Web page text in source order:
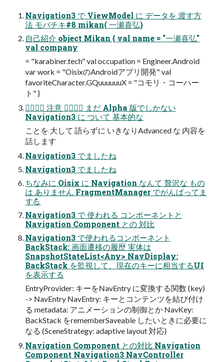
Navigation3 で​ ViewModel に​ データを​ 渡す方​
法 モバチキ#8 mikan( 一瀬喜弘)
自己紹介 object Mikan { val name = "一瀬喜弘"
val company
= "karabiner.tech" val occupation = Engineer.Android
var work = "OisixのAndroidアプリ開発" val
favoriteCharacter.GQuuuuuuX = "コモリ・コーハー
ト" }
🙇‍♂️🙇‍♂️ 注意 🙇‍♂️🙇‍♂️ まだ​ Alpha 版でしかない​
Navigation3 に​ ついて​ 基本的な​
ことを​ 大して​ 語らずに​ いきなりAdvanced な​ 内容を​
話します
Navigation3 でましたね
Navigation3 でましたね
ちなみに​ Oisix に​ Navigation なんて​ 贅沢な​ もの
は​ ありません FragmentManager でがんばってま
す💪
Navigation3 で​ 使われる​ コンポーネントと​
Navigation Component との​ 対比
Navigation3 で使われるコンポーネント
BackStack: 画面遷移の履歴 実体は
SnapshotStateList<Any> NavDisplay:
BackStack を監視して、現在のキーに相当するUI
を表示する
EntryProvider: キーをNavEntry に変換する関数 (key)
-> NavEntry NavEntry: キーとコンテンツを結び付け
る metadata: アニメーションの制御とか NavKey:
BackStack をrememberSaveable したいときに必要に
なる (SceneStrategy: adaptive layout 対応)
Navigation Component との対比 Navigation
Component Navigation3 NavController